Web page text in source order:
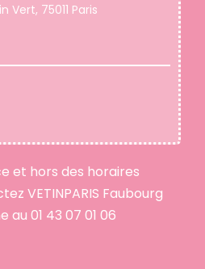
Vert, 75011 Paris
et hors des horaires
VETINPARIS Faubourg
au 01 43 07 01 06